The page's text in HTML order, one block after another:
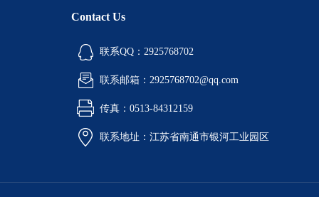
Contact Us
联系QQ：2925768702
联系邮箱：2925768702@qq.com
传真：0513-84312159
联系地址：江苏省南通市银河工业园区